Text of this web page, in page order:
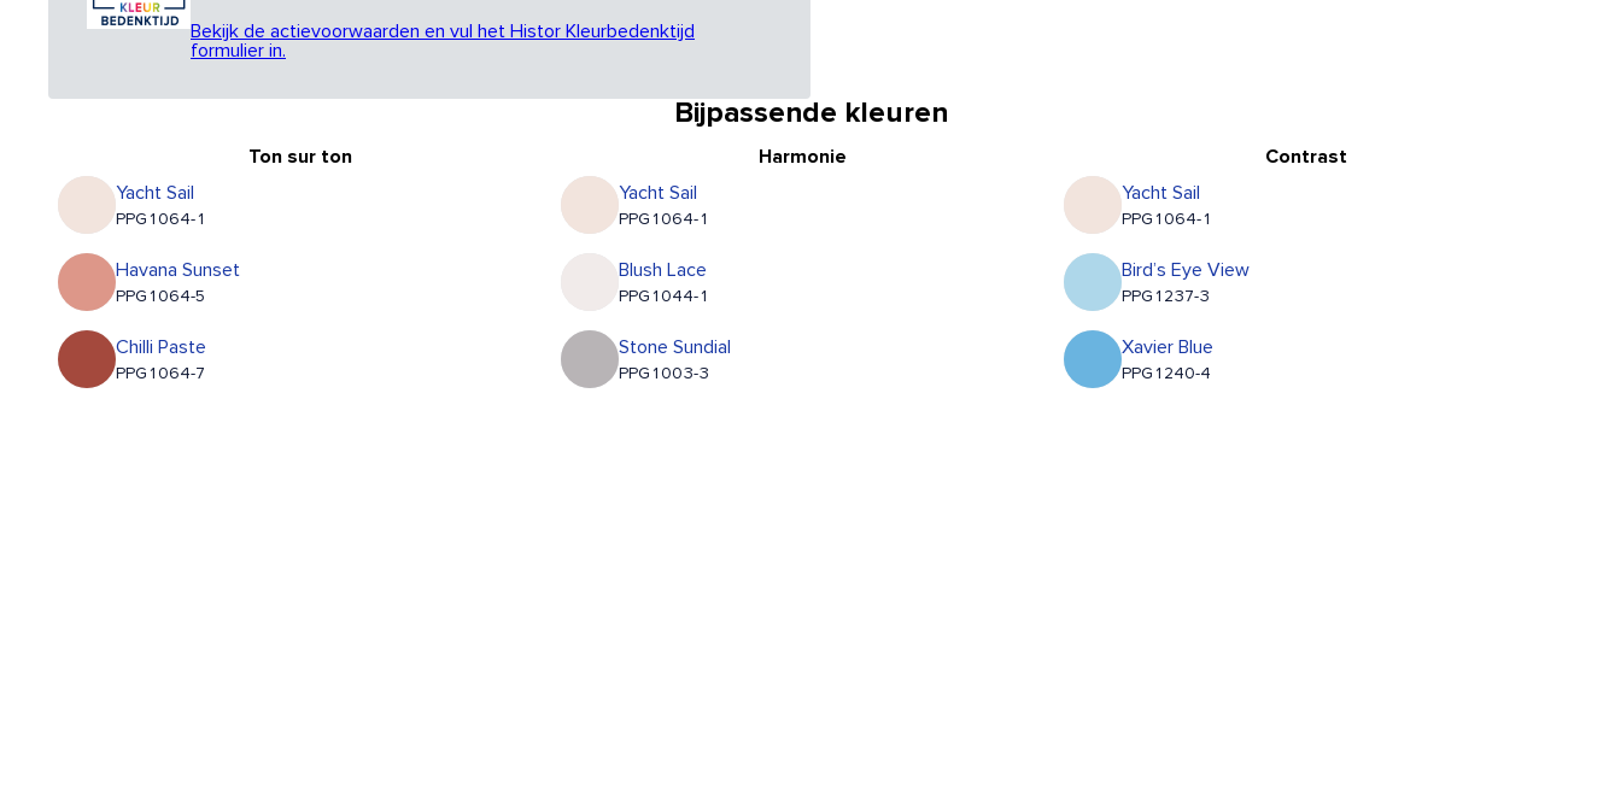
Bekijk de actievoorwaarden en vul het Histor Kleurbedenktijd
formulier in.
Bijpassende kleuren
Ton sur ton
Yacht Sail
PPG1064-1
Havana Sunset
PPG1064-5
Chilli Paste
PPG1064-7
Harmonie
Yacht Sail
PPG1064-1
Blush Lace
PPG1044-1
Stone Sundial
PPG1003-3
Contrast
Yacht Sail
PPG1064-1
Bird’s Eye View
PPG1237-3
Xavier Blue
PPG1240-4